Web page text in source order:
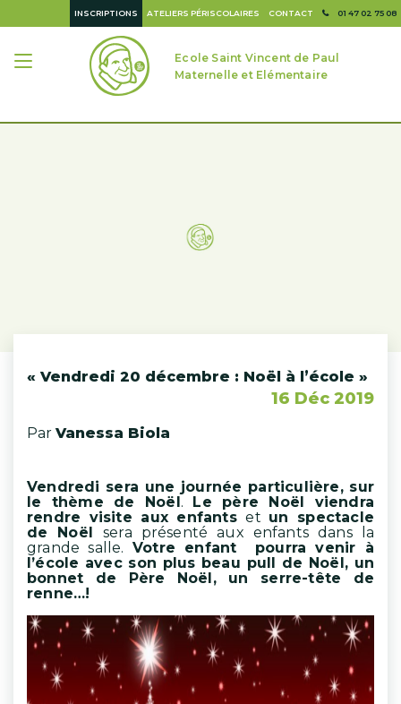
01 47 02 75 08
CONTACT
ATELIERS PÉRISCOLAIRES
INSCRIPTIONS
Ecole Saint Vincent de Paul
Maternelle et Elémentaire
« Vendredi 20 décembre : Noël à l’école »
16 Déc 2019
Par Vanessa Biola
Vendredi sera une journée particulière, sur
le thème de Noël. Le père Noël viendra
rendre visite aux enfantset un spectacle
de Noël sera présenté aux enfants dans la
grande salle. Votre enfant pourra venir à
l’école avec son plus beau pull de Noël, un
bonnet de Père Noël, un serre-tête de
renne…!